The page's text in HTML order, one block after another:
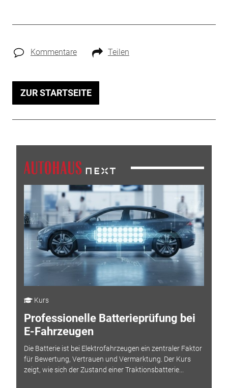
Kommentare Teilen
ZUR STARTSEITE
Kurs
Professionelle Batterieprüfung bei
E-Fahrzeugen
Die Batterie ist bei Elektrofahrzeugen ein zentraler Faktor
für Bewertung, Vertrauen und Vermarktung. Der Kurs
zeigt, wie sich der Zustand einer Traktionsbatterie...